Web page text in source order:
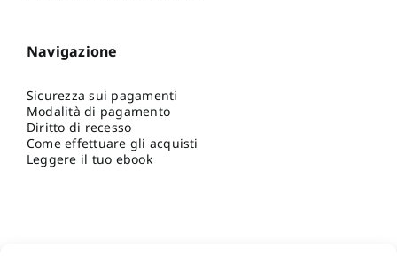
Navigazione
Sicurezza sui pagamenti
Modalità di pagamento
Diritto di recesso
Come effettuare gli acquisti
Leggere il tuo ebook